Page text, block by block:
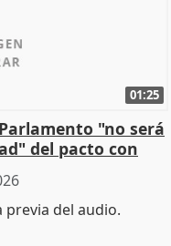
01:25
"no será
del pacto con